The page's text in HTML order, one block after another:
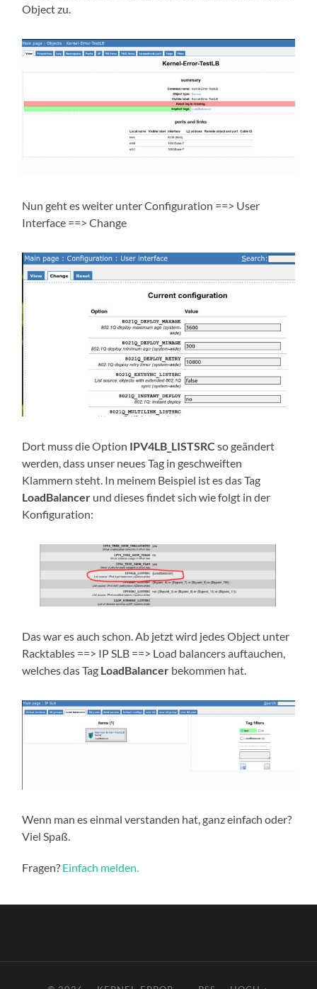
Object zu.
Nun geht es weiter unter Configuration ==> User
Interface ==> Change
Dort muss die Option IPV4LB_LISTSRC so geändert
werden, dass unser neues Tag in geschweiften
Klammern steht. In meinem Beispiel ist es das Tag
LoadBalancer und dieses findet sich wie folgt in der
Konfiguration:
Das war es auch schon. Ab jetzt wird jedes Object unter
Racktables ==> IP SLB ==> Load balancers auftauchen,
welches das Tag LoadBalancer bekommen hat.
Wenn man es einmal verstanden hat, ganz einfach oder?
Viel Spaß.
Fragen? Einfach melden.